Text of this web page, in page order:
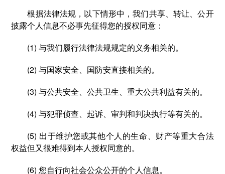
根据法律法规，以下情形中，我们共享、转让、公开
披露个人信息不必事先征得您的授权同意：
(1) 与我们履行法律法规规定的义务相关的。
(2) 与国家安全、国防安直接相关的。
(3) 与公共安全、公共卫生、重大公共利益有关的。
(4) 与犯罪侦查、起诉、审判和判决执行等有关的。
(5) 出于维护您或其他个人的生命、财产等重大合法
权益但又很难得到本人授权同意的。
(6) 您自行向社会公众公开的个人信息。